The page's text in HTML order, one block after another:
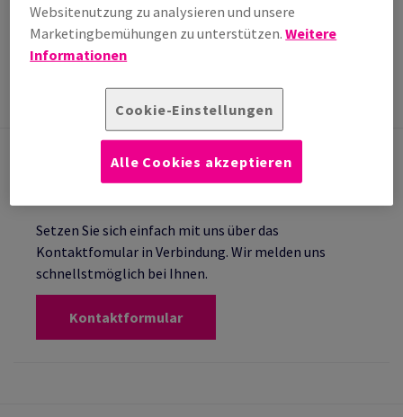
office.wien@antalis.com
(0)1 250 70 0*
*Mo-Do 8h-17h, Fr. 8h-12:30h
Setzen Sie sich einfach mit uns über das
Kontaktfomular in Verbindung. Wir melden uns
schnellstmöglich bei Ihnen.
Kontaktformular
Websitenutzung zu analysieren und unsere
Marketingbemühungen zu unterstützen.Weitere
Informationen
Cookie-Einstellungen
Alle Cookies akzeptieren